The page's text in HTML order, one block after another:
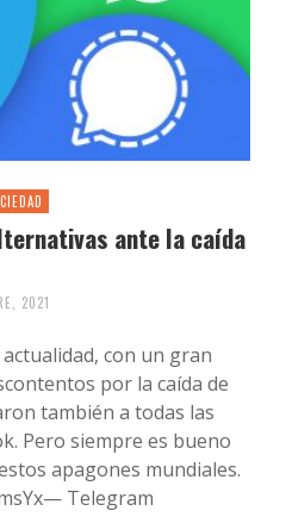
ante la caída
2021
con un gran
por la caída de
también a todas las
Pero siempre es bueno
apagones mundiales.
Telegram